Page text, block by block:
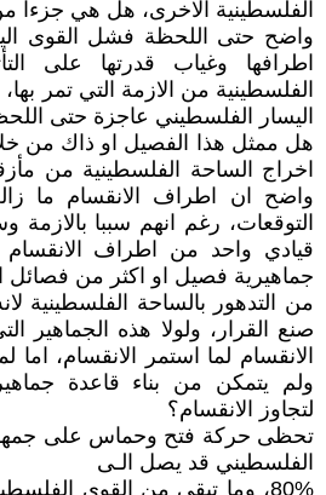
الفلسطينية الاخرى، هل هي جزءا
واضح حتى اللحظة فشل القوى
اطرافها وغياب قدرتها على
الفلسطينية من الازمة التي تمر بها،
اليسار الفلسطيني عاجزة حتى
هل ممثل هذا الفصيل او ذاك من
اخراج الساحة الفلسطينية من
واضح ان اطراف الانقسام ما
التوقعات، رغم انهم سببا بالازمة
قيادي واحد من اطراف الانقسام
جماهيرية فصيل او اكثر من فصائل
من التدهور بالساحة الفلسطينية
صنع القرار، ولولا هذه الجماهير
الانقسام لما استمر الانقسام، اما
ولم يتمكن من بناء قاعدة
لتجاوز الانقسام؟
تحظى حركة فتح وحماس على
الفلسطيني قد يصل الـى
80%، وما تبقى من القوى